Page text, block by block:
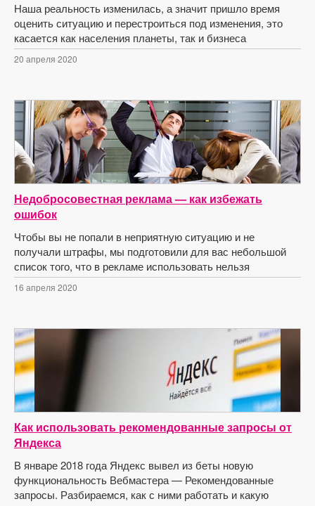
Наша реальность изменилась, а значит пришло время
оценить ситуацию и перестроиться под изменения, это
касается как населения планеты, так и бизнеса
20 апреля 2020
Недобросовестная реклама — как избежать
ошибок
Чтобы вы не попали в неприятную ситуацию и не
получали штрафы, мы подготовили для вас небольшой
список того, что в рекламе использовать нельзя
16 апреля 2020
Как использовать рекомендованные запросы от
Яндекса
В январе 2018 года Яндекс вывел из беты новую
функциональность Вебмастера — Рекомендованные
запросы. Разбираемся, как с ними работать и какую